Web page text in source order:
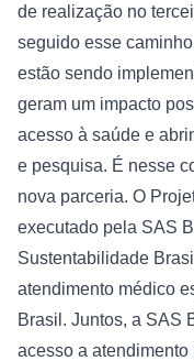
de realização no
seguido esse
estão sendo
geram um impacto
acesso à saúde e
e pesquisa. É nesse
nova parceria. O
executado pela SAS
Sustentabilidade
atendimento médico
Brasil. Juntos, a SAS
acesso a